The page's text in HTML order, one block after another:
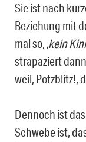
Sie ist nach
Beziehung mit
mal so, ‚kein
strapaziert
weil, Potzblitz!,
Dennoch ist
Schwebe ist,